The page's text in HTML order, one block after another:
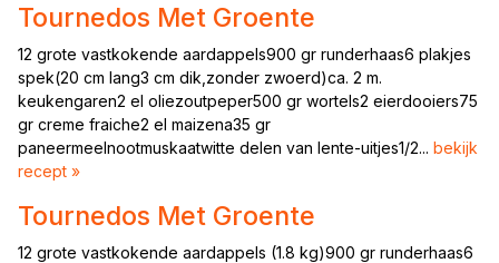
Tournedos Met Groente
12 grote vastkokende aardappels900 gr runderhaas6 plakjes
spek(20 cm lang3 cm dik,zonder zwoerd)ca. 2 m.
keukengaren2 el oliezoutpeper500 gr wortels2 eierdooiers75
gr creme fraiche2 el maizena35 gr
paneermeelnootmuskaatwitte delen van lente-uitjes1/2... bekijk
recept »
Tournedos Met Groente
12 grote vastkokende aardappels (1.8 kg)900 gr runderhaas6